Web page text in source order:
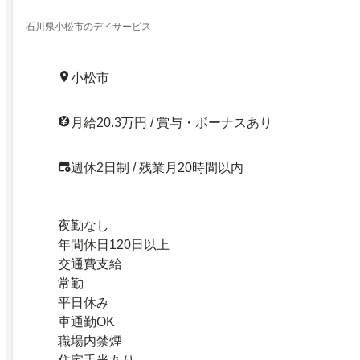
石川県小松市のデイサービス
小松市
月給20.3万円 / 賞与・ボーナスあり
週休2日制 / 残業月20時間以内
夜勤なし
年間休日120日以上
交通費支給
常勤
平日休み
車通勤OK
職場内禁煙